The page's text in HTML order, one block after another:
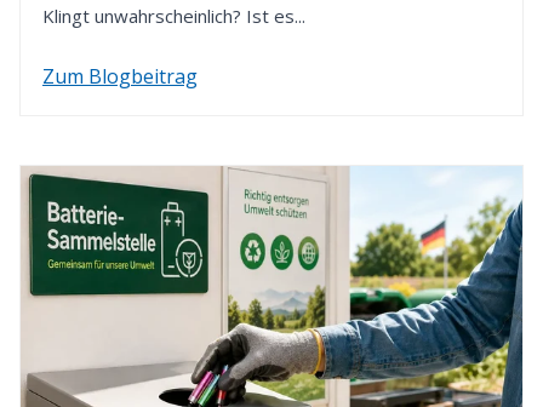
Klingt unwahrscheinlich? Ist es...
Zum Blogbeitrag